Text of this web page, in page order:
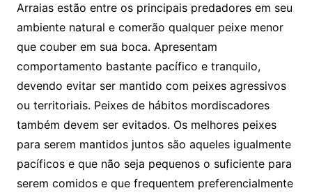
Arraias estão entre os principais predadores em seu
ambiente natural e comerão qualquer peixe menor
que couber em sua boca. Apresentam
comportamento bastante pacífico e tranquilo,
devendo evitar ser mantido com peixes agressivos
ou territoriais. Peixes de hábitos mordiscadores
também devem ser evitados. Os melhores peixes
para serem mantidos juntos são aqueles igualmente
pacíficos e que não seja pequenos o suficiente para
serem comidos e que frequentem preferencialmente